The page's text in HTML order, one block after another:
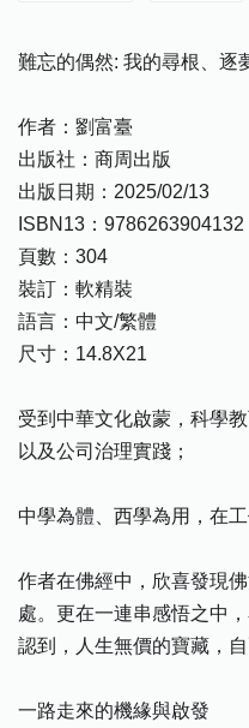
難忘的偶然: 我的尋根、逐
作者：劉富臺
出版社：商周出版
出版日期：2025/02/13
ISBN13：9786263904132
頁數：304
裝訂：軟精裝
語言：中文/繁體
尺寸：14.8X21
受到中華文化啟蒙，科學
以及公司治理實踐；
中學為體、西學為用，在
作者在佛經中，欣喜發現
處。更在一連串感悟之中
認到，人生無價的寶藏，自
一路走來的機緣與啟發